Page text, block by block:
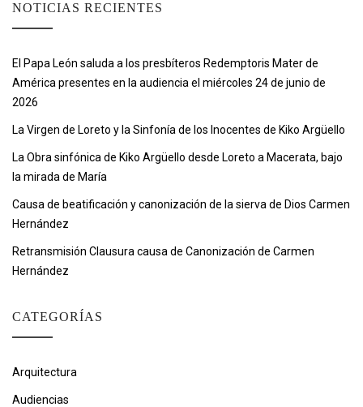
NOTICIAS RECIENTES
El Papa León saluda a los presbíteros Redemptoris Mater de
América presentes en la audiencia el miércoles 24 de junio de
2026
La Virgen de Loreto y la Sinfonía de los Inocentes de Kiko Argüello
La Obra sinfónica de Kiko Argüello desde Loreto a Macerata, bajo
la mirada de María
Causa de beatificación y canonización de la sierva de Dios Carmen
Hernández
Retransmisión Clausura causa de Canonización de Carmen
Hernández
CATEGORÍAS
Arquitectura
Audiencias